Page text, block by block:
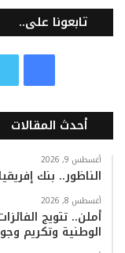
تابعونا على..
س
ب
ك
أحدث المقالات
أغسطس 9, 2026
الناظور.. بنك
أغسطس 8, 2026
الوطنية وتكريم